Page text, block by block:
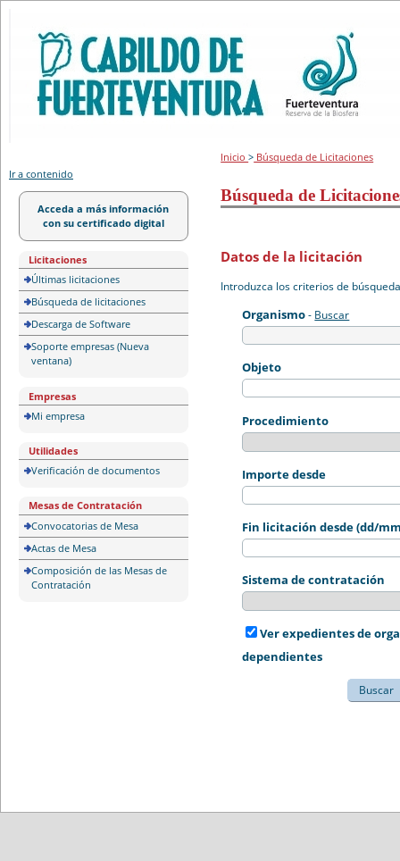
Ir a contenido
Acceda a más información
con su certificado digital
Licitaciones
Últimas licitaciones
Búsqueda de licitaciones
Descarga de Software
Soporte empresas (Nueva
ventana)
Empresas
Mi empresa
Utilidades
Verificación de documentos
Mesas de Contratación
Convocatorias de Mesa
Actas de Mesa
Composición de las Mesas de
Contratación
Inicio> Búsqueda de Licitaciones
Búsqueda de
Introduzca los criterios de
Datos de la licitación
Organismo- Buscar
Objeto
Procedimiento
Importe desde
Fin licitación desde (dd/
Sistema de contratación
Ver expedientes de
dependientes